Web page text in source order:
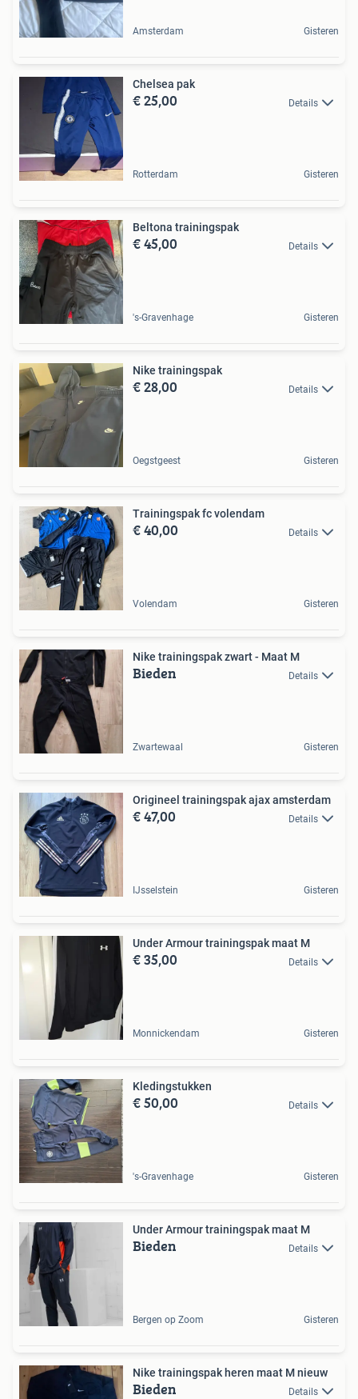
Amsterdam Gisteren
Chelsea pak
€ 25,00 Details
Rotterdam Gisteren
Beltona trainingspak
€ 45,00 Details
's-Gravenhage Gisteren
Nike trainingspak
€ 28,00 Details
Oegstgeest Gisteren
Trainingspak fc volendam
€ 40,00 Details
Volendam Gisteren
Nike trainingspak zwart - Maat M
Bieden Details
Zwartewaal Gisteren
Origineel trainingspak ajax amsterdam
€ 47,00 Details
IJsselstein Gisteren
Under Armour trainingspak maat M
€ 35,00 Details
Monnickendam Gisteren
Kledingstukken
€ 50,00 Details
's-Gravenhage Gisteren
Under Armour trainingspak maat M
Bieden Details
Bergen op Zoom Gisteren
Nike trainingspak heren maat M nieuw
Bieden Details